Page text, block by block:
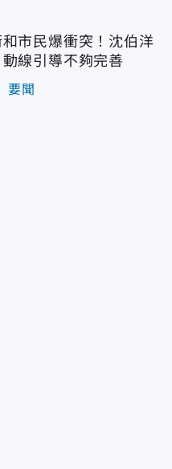
市民爆衝突！沈伯洋
線引導不夠完善
要聞